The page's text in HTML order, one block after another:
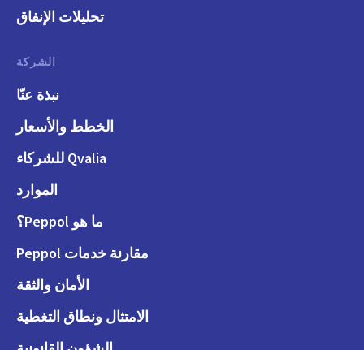
تحليلات الإنفاق
الشركة
نبذة عنّا
الخطط والأسعار
Qvalia للشركاء
الموارد
ما هو Peppol؟
مقارنة خدمات Peppol
الأمان والثقة
الامتثال ونطاق التغطية